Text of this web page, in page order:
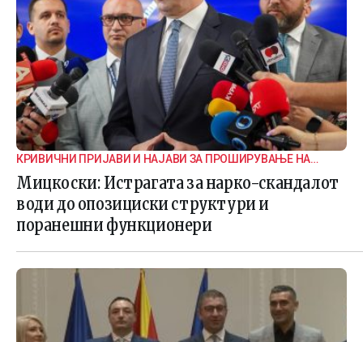
КРИВИЧНИ ПРИЈАВИ И НАЈАВИ ЗА ПРОШИРУВАЊЕ НА
ИСТРАГАТА
Мицкоски: Истрагата за нарко-скандалот
води до опозициски структури и
поранешни функционери